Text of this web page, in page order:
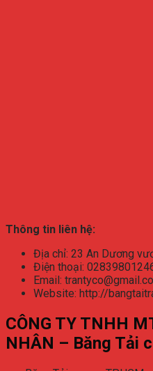
Thông tin liên hệ:
Địa chỉ: 23 An Dương
Điện thoại:
Email:
Website: http://
CÔNG TY TNHH
NHÂN – Băng Tải